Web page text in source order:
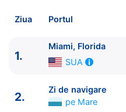
Plecare pe 08 Aug 2026
Norwegian Cruise Line
Ziua Portul
1.
Miami, Florida
SUA
2.
Zi de navigare
pe Mare